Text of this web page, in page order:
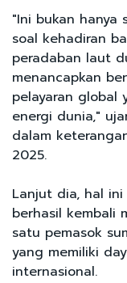
"Ini bukan hanya
soal kehadiran
peradaban laut
menancapkan
pelayaran global
energi dunia,"
dalam
2025.
Lanjut dia, hal
berhasil kembali
satu pemasok
yang memiliki
internasional.